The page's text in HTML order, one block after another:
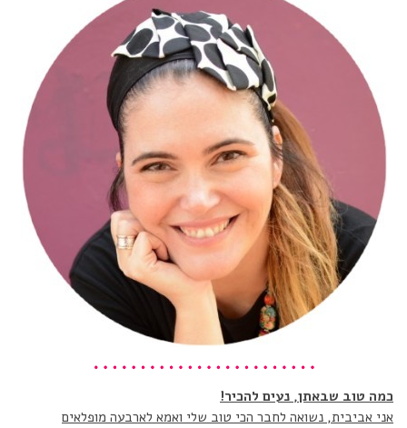
כמה טוב שבאתן, נעים להכיר!
אני אביבית, נשואה לחבר הכי טוב שלי ואמא לארבעה מופלאים